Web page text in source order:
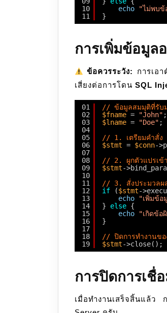
10
11
echo
"ไม่พบข้
}
การเพิ่มข้อมูล
ข้อควรระวัง: การเอ
เสี่ยงต่อการโดน SQL
01
02
03
04
05
06
07
08
09
10
11
12
13
14
15
16
17
18
19
// ข้อมูลสมมุติที่รับ
$fname = "John" ;
$lname = "Doe" ;
// 1. เตรียมคำสั่ง
$stmt = $conn-
// 2. ผูกตัวแปรเ
$stmt-
// 3. สั่งประมวลผ
if
($stmt-
echo
"เพิ่มข้อ
} else {
echo
"เกิดข้
}
// ปิดการทำงานข
$stmt->close();
การปิดการเชื่
เมื่อทำงานเสร็จสิ้นแล้